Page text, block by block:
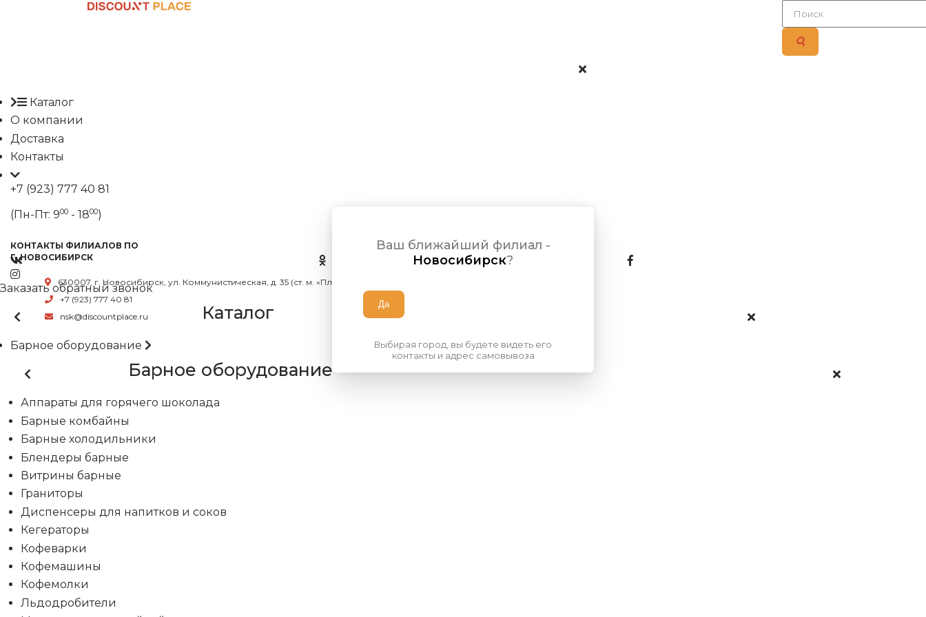
Каталог
О компании
Доставка
Контакты
+7 (923) 777 40 81
(Пн-Пт: 900 - 1800)
КОНТАКТЫ ФИЛИАЛОВ ПО
Г. НОВОСИБИРСК
630007, г. Новосибирск, ул. Коммунистическая, д. 35 (ст. м. «Площадь Ленина»)
+7 (923) 777 40 81
nsk@discountplace.ru
Заказать обратный звонок
Каталог
Барное оборудование
Барное оборудование
Аппараты для горячего шоколада
Барные комбайны
Барные холодильники
Блендеры барные
Витрины барные
Граниторы
Диспенсеры для напитков и соков
Кегераторы
Кофеварки
Кофемашины
Кофемолки
Льдодробители
Ваш ближайший филиал -
Новосибирск?
Выбирая город, вы будете видеть его
контакты и адрес самовывоза